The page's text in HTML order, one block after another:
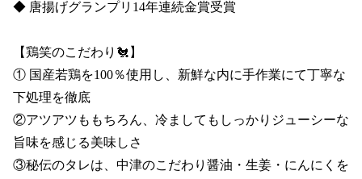
◆ 唐揚げグランプリ14年連続金賞受賞
【鶏笑のこだわり🐔】
① 国産若鶏を100％使用し、新鮮な内に手作業にて丁寧な
下処理を徹底
②アツアツももちろん、冷ましてもしっかりジューシーな
旨味を感じる美味しさ
③秘伝のタレは、中津のこだわり醤油・生姜・にんにくを